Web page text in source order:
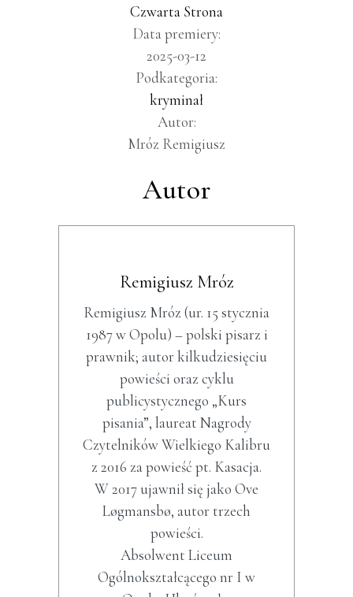
Czwarta Strona
Data premiery:
2025-03-12
Podkategoria:
kryminał
Autor:
Mróz Remigiusz
Autor
Remigiusz Mróz
Remigiusz Mróz (ur. 15 stycznia
1987 w Opolu) – polski pisarz i
prawnik; autor kilkudziesięciu
powieści oraz cyklu
publicystycznego „Kurs
pisania”, laureat Nagrody
Czytelników Wielkiego Kalibru
z 2016 za powieść pt. Kasacja.
W 2017 ujawnił się jako Ove
Løgmansbø, autor trzech
powieści.
Absolwent Liceum
Ogólnokształcącego nr I w